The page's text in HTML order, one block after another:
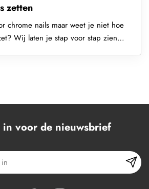
zetten
chrome nails maar weet je niet hoe
Wij laten je stap voor stap zien
in voor de nieuwsbrief